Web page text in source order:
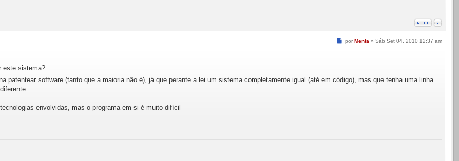
Mensagem
por Menta » Sáb Set 04, 2010 12:37 am
este sistema?
patentear software (tanto que a maioria não é), já que perante a lei um sistema completamente igual (até em código), mas que tenha uma linha
envolvidas, mas o programa em si é muito difícil